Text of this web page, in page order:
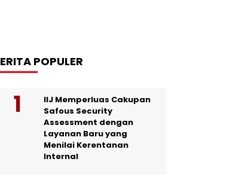
POPULER
IIJ Memperluas Cakupan
Safous Security
Assessment dengan
Layanan Baru yang
Menilai Kerentanan
Internal